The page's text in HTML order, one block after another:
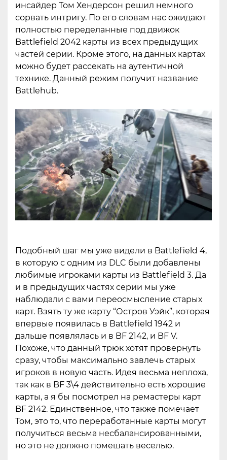
инсайдер Том Хендерсон решил немного
сорвать интригу. По его словам нас ожидают
полностью переделанные под движок
Battlefield 2042 карты из всех предыдущих
частей серии. Кроме этого, на данных картах
можно будет рассекать на аутентичной
технике. Данный режим получит название
Battlehub.
Подобный шаг мы уже видели в Battlefield 4,
в которую с одним из DLC были добавлены
любимые игроками карты из Battlefield 3. Да
и в предыдущих частях серии мы уже
наблюдали с вами переосмысление старых
карт. Взять ту же карту “Остров Уэйк”, которая
впервые появилась в Battlefield 1942 и
дальше появлялась и в BF 2142, и BF V.
Похоже, что данный трюк хотят провернуть
сразу, чтобы максимально завлечь старых
игроков в новую часть. Идея весьма неплоха,
так как в BF 3\4 действительно есть хорошие
карты, а я бы посмотрел на ремастеры карт
BF 2142. Единственное, что также помечает
Том, это то, что переработанные карты могут
получиться весьма несбалансированными,
но это не должно помешать веселью.